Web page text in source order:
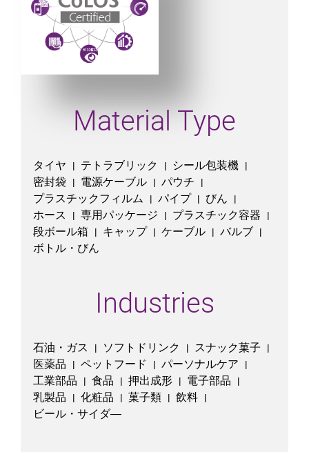
Material Type
タイヤ | テトラブリック | シール包装機 |
密封袋 | 電源ケーブル | パウチ |
プラスチックフィルム | パイプ | びん |
ホース | 専用パッケージ | プラスチック容器 |
段ボール箱 | キャップ | ケーブル | バルブ |
ボトル・びん
Industries
石油・ガス | ソフトドリンク | スナック菓子 |
医薬品 | ペットフード | パーソナルケア |
工業部品 | 食品 | 押出成形 | 電子部品 |
乳製品 | 化粧品 | 菓子類 | 飲料 |
ビール・サイダ―